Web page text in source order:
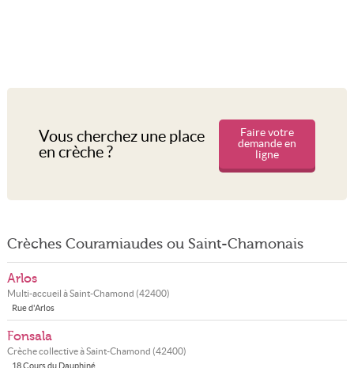
Vous cherchez une place
en crèche ?
Faire votre
demande en
ligne
Crèches Couramiaudes ou Saint-Chamonais
Arlos
Multi-accueil àSaint-Chamond (42400)
Rue d'Arlos
Fonsala
Crèche collective àSaint-Chamond (42400)
18 Cours du Dauphiné